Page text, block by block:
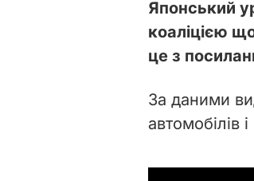
Японський
коаліцією
це з
За даними
автомобілів